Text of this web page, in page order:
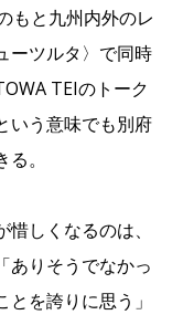
もと九州内外のレ
ーツルタ〉で同時
TEIのトーク
いう意味でも別府
。
しくなるのは、
ありそうでなかっ
を誇りに思う」